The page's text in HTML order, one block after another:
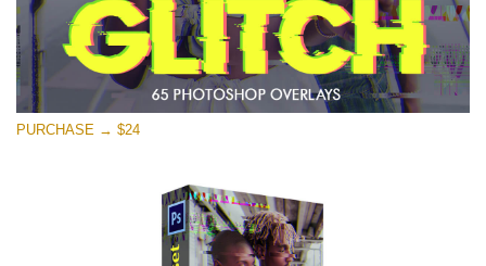
PURCHASE → $24